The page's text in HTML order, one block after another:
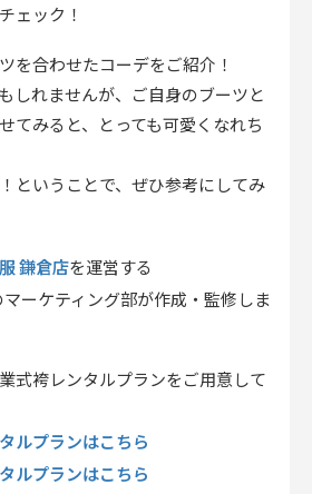
ェック！
を合わせたコーデをご紹介！
しれませんが、ご自身のブーツと
てみると、とっても可愛くなれち
ということで、ぜひ参考にしてみ
鎌倉店を運営する
マーケティング部が作成・監修しま
式袴レンタルプランをご用意して
ルプランはこちら
ルプランはこちら